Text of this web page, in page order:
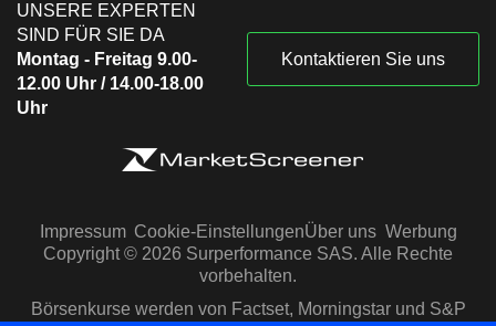
UNSERE EXPERTEN
SIND FÜR SIE DA
Montag - Freitag 9.00-
12.00 Uhr / 14.00-18.00
Uhr
Kontaktieren Sie uns
Impressum Cookie-EinstellungenÜber uns Werbung
Copyright © 2026 Surperformance SAS. Alle Rechte
vorbehalten.
Börsenkurse werden von Factset, Morningstar und S&P